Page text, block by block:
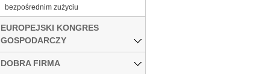
bezpośrednim zużyciu
EUROPEJSKI KONGRES
GOSPODARCZY
DOBRA FIRMA